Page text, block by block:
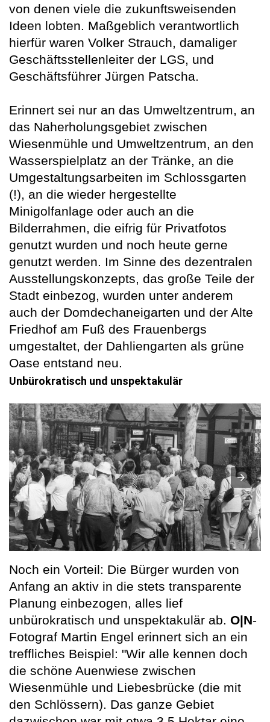
von denen viele die zukunftsweisenden
Ideen lobten. Maßgeblich verantwortlich
hierfür waren Volker Strauch, damaliger
Geschäftsstellenleiter der LGS, und
Geschäftsführer Jürgen Patscha.
Erinnert sei nur an das Umweltzentrum, an
das Naherholungsgebiet zwischen
Wiesenmühle und Umweltzentrum, an den
Wasserspielplatz an der Tränke, an die
Umgestaltungsarbeiten im Schlossgarten
(!), an die wieder hergestellte
Minigolfanlage oder auch an die
Bilderrahmen, die eifrig für Privatfotos
genutzt wurden und noch heute gerne
genutzt werden. Im Sinne des dezentralen
Ausstellungskonzepts, das große Teile der
Stadt einbezog, wurden unter anderem
auch der Domdechaneigarten und der Alte
Friedhof am Fuß des Frauenbergs
umgestaltet, der Dahliengarten als grüne
Oase entstand neu.
Unbürokratisch und unspektakulär
Noch ein Vorteil: Die Bürger wurden von
Anfang an aktiv in die stets transparente
Planung einbezogen, alles lief
unbürokratisch und unspektakulär ab. O|N-
Fotograf Martin Engel erinnert sich an ein
treffliches Beispiel: "Wir alle kennen doch
die schöne Auenwiese zwischen
Wiesenmühle und Liebesbrücke (die mit
den Schlössern). Das ganze Gebiet